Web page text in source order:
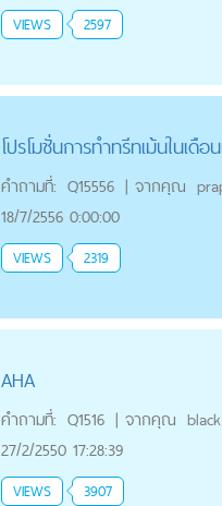
VIEWS 2597
โปรโมชั่นการทำทรีทเม้นในเดือ
คำถามที่: Q15556 | จากคุณ
18/7/2556 0:00:00
VIEWS 2319
AHA
คำถามที่: Q1516 | จากคุณ
27/2/2550 17:28:39
VIEWS 3907